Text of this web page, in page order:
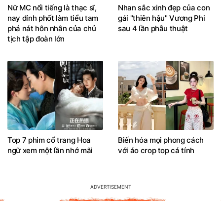
Nữ MC nổi tiếng là thạc sĩ,
nay dính phốt làm tiểu tam
phá nát hôn nhân của chủ
tịch tập đoàn lớn
Nhan sắc xinh đẹp của con
gái "thiên hậu" Vương Phi
sau 4 lần phẫu thuật
Top 7 phim cổ trang Hoa
ngữ xem một lần nhớ mãi
Biến hóa mọi phong cách
với áo crop top cá tính